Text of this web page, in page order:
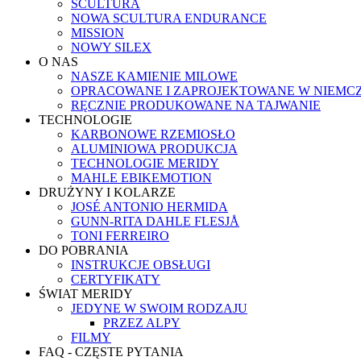
SCULTURA
NOWA SCULTURA ENDURANCE
MISSION
NOWY SILEX
O NAS
NASZE KAMIENIE MILOWE
OPRACOWANE I ZAPROJEKTOWANE W
RĘCZNIE PRODUKOWANE NA TAJWANIE
TECHNOLOGIE
KARBONOWE RZEMIOSŁO
ALUMINIOWA PRODUKCJA
TECHNOLOGIE MERIDY
MAHLE EBIKEMOTION
DRUŻYNY I KOLARZE
JOSÉ ANTONIO HERMIDA
GUNN-RITA DAHLE FLESJÅ
TONI FERREIRO
DO POBRANIA
INSTRUKCJE OBSŁUGI
CERTYFIKATY
ŚWIAT MERIDY
JEDYNE W SWOIM RODZAJU
PRZEZ ALPY
FILMY
FAQ - CZĘSTE PYTANIA